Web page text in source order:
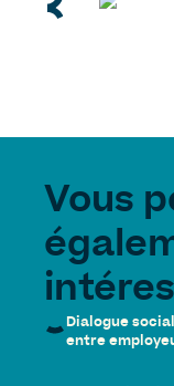
Vous
Dialogue
entre